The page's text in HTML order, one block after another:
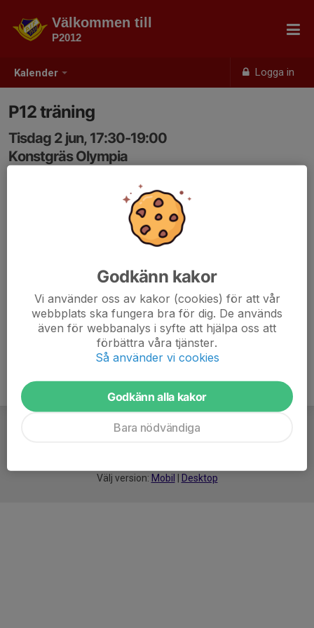
Kalender Logga in
Välkommen till
P2012
P12 träning
Tisdag 2 jun, 17:30-19:00
Konstgräs Olympia
Välj version: Mobil Desktop
Godkänn kakor
Vi använder oss av kakor (cookies) för att vår
webbplats ska fungera bra för dig. De används
även för webbanalys i syfte att hjälpa oss att
förbättra våra tjänster.
Så använder vi cookies
Godkänn alla kakor
Bara nödvändiga